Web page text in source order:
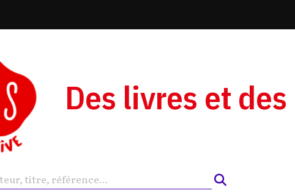
Des livres et des